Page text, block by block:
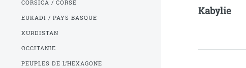
Kabylie
CORSICA / CORSE
EUKADI / PAYS BASQUE
KURDISTAN
OCCITANIE
PEUPLES DE L’HEXAGONE